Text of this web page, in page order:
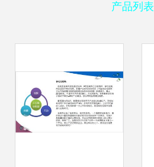
产品列表